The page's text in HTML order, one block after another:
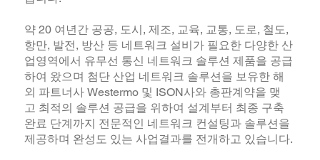
약 20 여년간 공공, 도시, 제조, 교육, 교통, 도로, 철도,
항만, 발전, 방산 등 네트워크 설비가 필요한 다양한 산
업영역에서 유무선 통신 네트워크 솔루션 제품을 공급
하여 왔으며 첨단 산업 네트워크 솔루션을 보유한 해
외 파트너사 Westermo 및 ISON사와 총판계약을 맺
고 최적의 솔루션 공급을 위하여 설계부터 최종 구축
완료 단계까지 전문적인 네트워크 컨설팅과 솔루션을
제공하며 완성도 있는 사업결과를 전개하고 있습니다.